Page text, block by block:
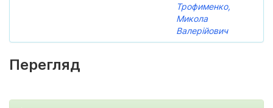
Трофименко,
Микола
Валерійович
Перегляд